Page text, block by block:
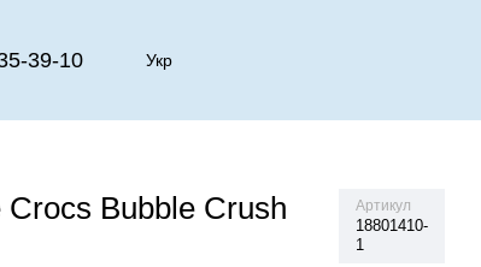
39-10 Укр
Crocs Bubble Crush
Артикул
18801410-
1